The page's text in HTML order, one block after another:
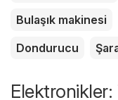
Bulaşık makinesi
Dondurucu